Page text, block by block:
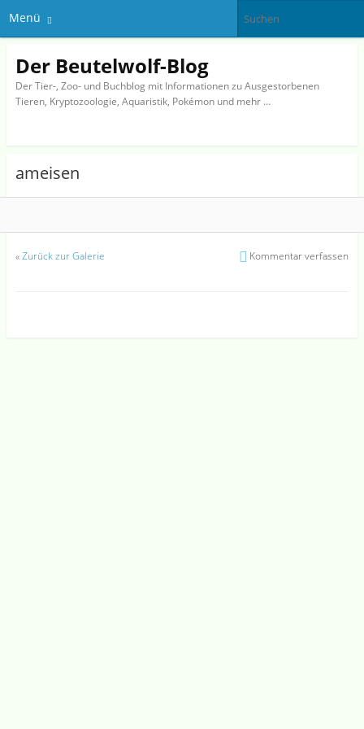
Menü
Der Beutelwolf-Blog
Der Tier-, Zoo- und Buchblog mit Informationen zu Ausgestorbenen
Tieren, Kryptozoologie, Aquaristik, Pokémon und mehr …
ameisen
«Zurück zur Galerie Kommentar verfassen